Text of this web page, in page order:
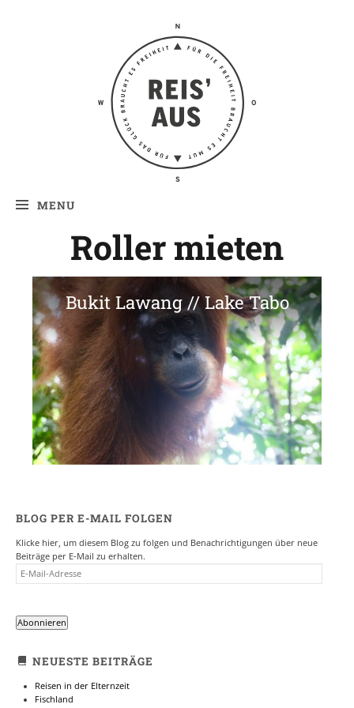
Reis' aus –
Reiseblog
MENU
Roller mieten
Bukit Lawang // Lake Tabo
BLOG PER E-MAIL FOLGEN
Klicke hier, um diesem Blog zu folgen und Benachrichtigungen über neue
Beiträge per E-Mail zu erhalten.
E-
MAIL-
Abonnieren
NEUESTE BEITRÄGE
Reisen in der Elternzeit
Fischland